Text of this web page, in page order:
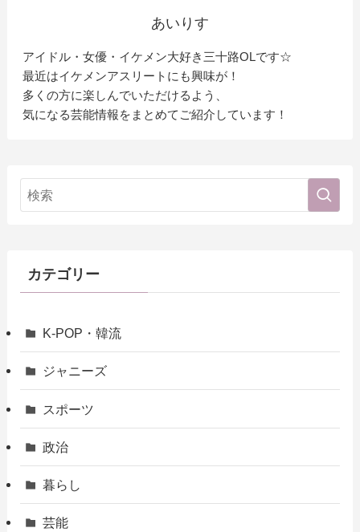
あいりす
アイドル・女優・イケメン大好き三十路OLです☆
最近はイケメンアスリートにも興味が！
多くの方に楽しんでいただけるよう、
気になる芸能情報をまとめてご紹介しています！
カテゴリー
K-POP・韓流
ジャニーズ
スポーツ
政治
暮らし
芸能